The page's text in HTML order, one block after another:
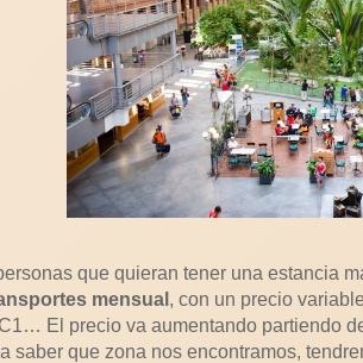
que quieran tener una estancia
mensual , con un precio
El precio va aumentando partiendo
saber que zona nos encontramos,